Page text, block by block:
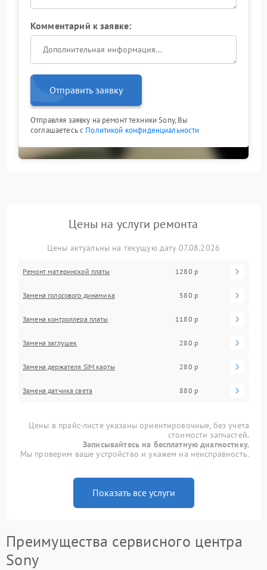
Комментарий к заявке:
Отправить заявку
Отправляя заявку на ремонт техники Sony, Вы
соглашаетесь с Политикой конфиденциальности
Цены на услуги ремонта
Цены актуальны на текущую дату 07.08.2026
Ремонт материнской платы 1280 р
Замена голосового динамика 580 р
Замена контроллера платы 1180 р
Замена заглушек 280 р
Замена держателя SIM карты 280 р
Замена датчика света 880 р
Цены в прайс-листе указаны ориентировочные, без учета
стоимости запчастей.
Записывайтесь на бесплатную диагностику.
Мы проверим ваше устройство и укажем на неисправность.
Показать все услуги
Преимущества сервисного центра
Sony